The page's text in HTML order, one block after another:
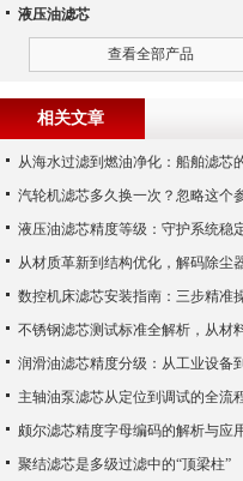
液压油滤芯
查看全部产品
相关文章
聚结滤芯是多级过滤中的“顶梁柱”